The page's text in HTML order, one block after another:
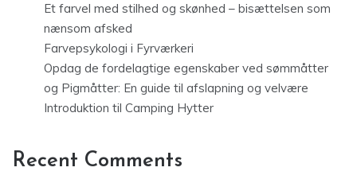
Et farvel med stilhed og skønhed – bisættelsen som
nænsom afsked
Farvepsykologi i Fyrværkeri
Opdag de fordelagtige egenskaber ved sømmåtter
og Pigmåtter: En guide til afslapning og velvære
Introduktion til Camping Hytter
Recent Comments